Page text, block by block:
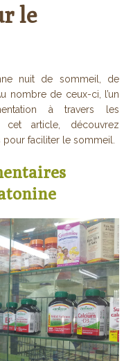
le
nuit de sommeil, de
nombre de ceux-ci, l’un
à travers les
cet article, découvrez
faciliter le sommeil.